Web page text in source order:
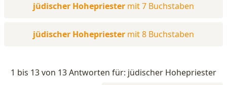
jüdischer Hohepriester mit 7 Buchstaben
jüdischer Hohepriester mit 8 Buchstaben
1 bis 13 von 13 Antworten für: jüdischer Hohepriester